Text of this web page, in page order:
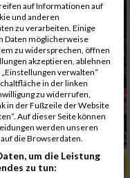
auf Informationen auf
und anderen
zu verarbeiten. Einige
Daten möglicherweise
zu widersprechen, öffnen
akzeptieren, ablehnen
verwalten“
in der linken
zu widerrufen,
in der Fußzeile der Website
Auf dieser Seite können
werden unseren
die Browserdaten.
um die Leistung
zu tun: